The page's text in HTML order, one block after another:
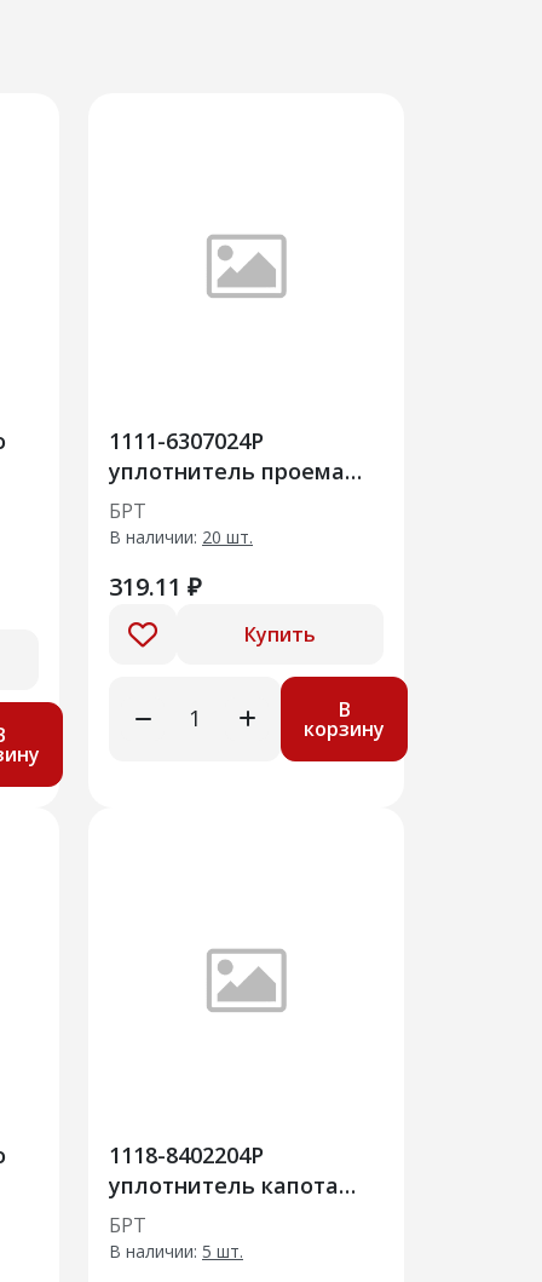
1111-6307024Р
уплотнитель проема
двери задка
БРТ
В наличии: 20 шт.
319.11 ₽
Купить
В
корзину
1118-8402204Р
уплотнитель капота
передний
БРТ
В наличии: 5 шт.